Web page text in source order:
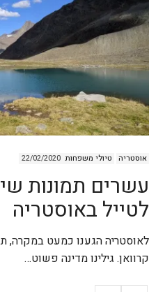
אוסטריה טיולי משפחות 22/02/2020
עשרים תמונות
לטייל באוסטריה
לאוסטריה הגענו כמעט במקרה,
קרוואן. גילינו מדינה פשוט…